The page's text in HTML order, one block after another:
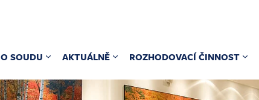
O SOUDU AKTUÁLNĚ ROZHODOVACÍ ČINNOST